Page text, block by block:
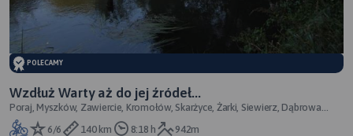
POLECAMY
Wzdłuż Warty aż do jej źródeł...
Poraj, Myszków, Zawiercie, Kromołów, Skarżyce, Żarki, Siewierz, Dąbrowa
Górnicza, Będzin, Sosnowiec
6/6
140 km 8:18 h 942m